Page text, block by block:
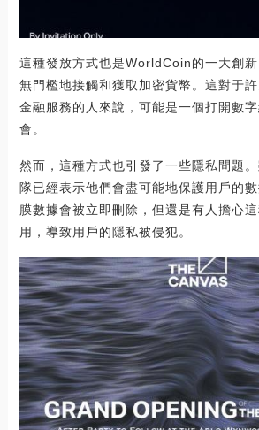
這種發放方式也是WorldCoin的一大創
無門檻地接觸和獲取加密貨幣。這對于
金融服務的人來說，可能是一個打開數
會。
然而，這種方式也引發了一些隱私問題
隊已經表示他們會盡可能地保護用戶的
膜數據會被立即刪除，但還是有人擔心
用，導致用戶的隱私被侵犯。